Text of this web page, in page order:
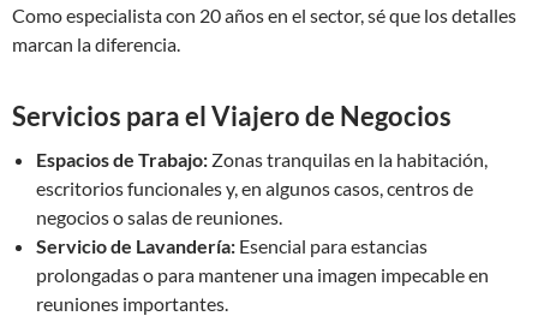
Como especialista con 20 años en el sector, sé que los detalles
marcan la diferencia.
Servicios para el Viajero de Negocios
Espacios de Trabajo: Zonas tranquilas en la habitación,
escritorios funcionales y, en algunos casos, centros de
negocios o salas de reuniones.
Servicio de Lavandería: Esencial para estancias
prolongadas o para mantener una imagen impecable en
reuniones importantes.